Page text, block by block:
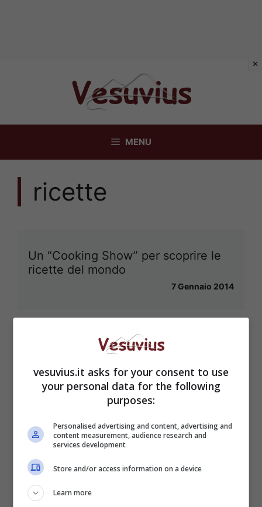
MENU
ricette
Un “Cooking Show” per scoprire le
ricette del mondo
7 Gennaio 2014
vesuvius.it asks for your consent to use
your personal data for the following
purposes:
Personalised advertising and content, advertising and
content measurement, audience research and
services development
Store and/or access information on a device
Learn more